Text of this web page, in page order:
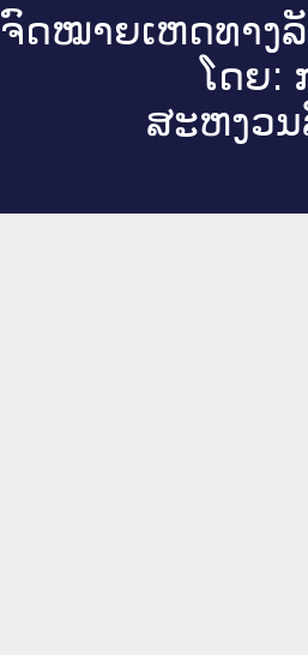
ຈົດ​ໝາຍ​ເຫດ​ທາງ​
ໂດຍ:
ສະ​ຫງວນ​